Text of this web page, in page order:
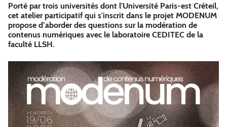
Porté par trois universités dont l'Université Paris-est Créteil,
cet atelier participatif qui s'inscrit dans le projet MODENUM
propose d’aborder des questions sur la modération de
contenus numériques avec le laboratoire CEDITEC de la
faculté LLSH.